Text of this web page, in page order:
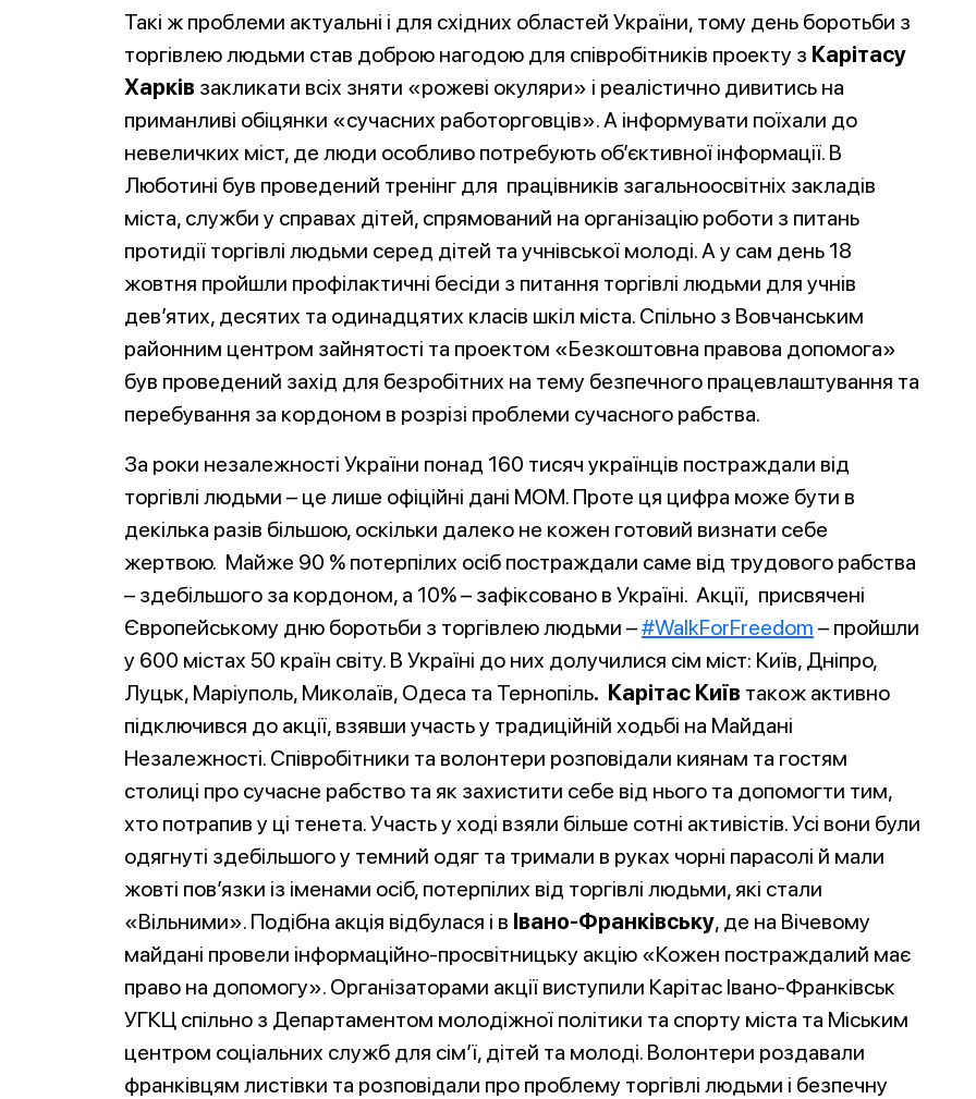
Такі ж проблеми актуальні і для східних областей України, тому день боротьби з
торгівлею людьми став доброю нагодою для співробітників проекту з Карітасу
Харків закликати всіх зняти «рожеві окуляри» і реалістично дивитись на
приманливі обіцянки «сучасних работорговців». А інформувати поїхали до
невеличких міст, де люди особливо потребують об’єктивної інформації. В
Люботині був проведений тренінг для працівників загальноосвітніх закладів
міста, служби у справах дітей, спрямований на організацію роботи з питань
протидії торгівлі людьми серед дітей та учнівської молоді. А у сам день 18
жовтня пройшли профілактичні бесіди з питання торгівлі людьми для учнів
дев’ятих, десятих та одинадцятих класів шкіл міста. Спільно з Вовчанським
районним центром зайнятості та проектом «Безкоштовна правова допомога»
був проведений захід для безробітних на тему безпечного працевлаштування та
перебування за кордоном в розрізі проблеми сучасного рабства.
За роки незалежності України понад 160 тисяч українців постраждали від
торгівлі людьми – це лише офіційні дані МОМ. Проте ця цифра може бути в
декілька разів більшою, оскільки далеко не кожен готовий визнати себе
жертвою. Майже 90 % потерпілих осіб постраждали саме від трудового рабства
– здебільшого за кордоном, а 10% – зафіксовано в Україні. Акції, присвячені
Європейському дню боротьби з торгівлею людьми –#WalkForFreedom – пройшли
у 600 містах 50 країн світу. В Україні до них долучилися сім міст: Київ, Дніпро,
Луцьк, Маріуполь, Миколаїв, Одеса та Тернопіль. Карітас Київ також активно
підключився до акції, взявши участь у традиційній ходьбі на Майдані
Незалежності. Співробітники та волонтери розповідали киянам та гостям
столиці про сучасне рабство та як захистити себе від нього та допомогти тим,
хто потрапив у ці тенета. Участь у ході взяли більше сотні активістів. Усі вони були
одягнуті здебільшого у темний одяг та тримали в руках чорні парасолі й мали
жовті пов’язки із іменами осіб, потерпілих від торгівлі людьми, які стали
«Вільними». Подібна акція відбулася і в Івано-Франківську, де на Вічевому
майдані провели інформаційно-просвітницьку акцію «Кожен постраждалий має
право на допомогу». Організаторами акції виступили Карітас Івано-Франківськ
УГКЦ спільно з Департаментом молодіжної політики та спорту міста та Міським
центром соціальних служб для сім’ї, дітей та молоді. Волонтери роздавали
франківцям листівки та розповідали про проблему торгівлі людьми і безпечну